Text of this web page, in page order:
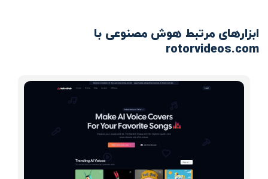
ابزارهای مرتبط هوش مصنوعی با
rotorvideos.com